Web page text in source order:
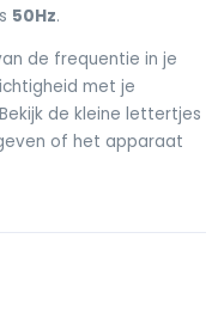
50Hz.
de frequentie in je
met je
de kleine lettertjes
of het apparaat